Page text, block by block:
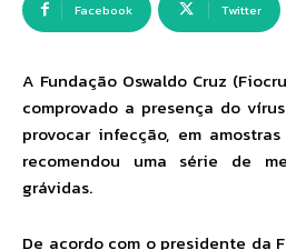
Facebook Twitter
A Fundação Oswaldo Cruz
comprovado a presença do
provocar infecção, em
recomendou uma série de
grávidas.
De acordo com o presidente da